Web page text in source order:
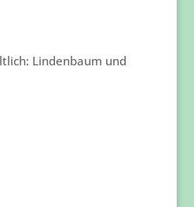
Lindenbaum und